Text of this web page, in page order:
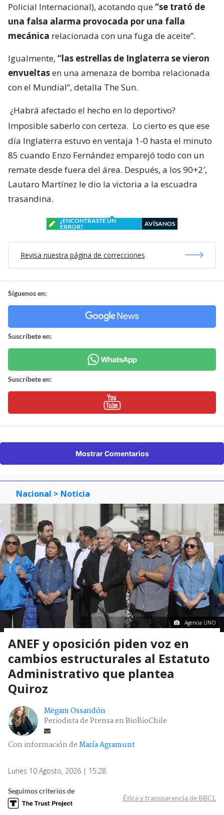
Policial Internacional), acotando que“se trató de
una falsa alarma provocada por una falla
mecánica relacionada con una fuga de aceite”.
Igualmente, “las estrellas de Inglaterra se vieron
envueltasen una amenaza de bomba relacionada
con el Mundial”, detalla The Sun.
¿Habrá afectado el hecho en lo deportivo?
Imposible saberlo con certeza. Lo cierto es que ese
día Inglaterra estuvo en ventaja 1-0 hasta el minuto
85 cuando Enzo Fernández emparejó todo con un
remate desde fuera del área. Después, a los 90+2′,
Lautaro Martínez le dio la victoria a la escuadra
trasandina.
¿ENCONTRASTE UN
ERROR?
AVÍSANOS
Revisa nuestra página de correcciones
Síguenos en:
Suscríbete en:
Suscríbete en:
Mostrar Comentarios
Nacional > Noticia
Agencia UNO
ANEF y oposición piden voz en
cambios estructurales al Estatuto
Administrativo que plantea
Quiroz
Megam Ossandón
Periodista de Prensa en BioBioChile
Con información deMaría Agramunt
Lunes 10 Agosto, 2026 | 15:28
Seguimos criterios de
Ética y transparencia de BBCL